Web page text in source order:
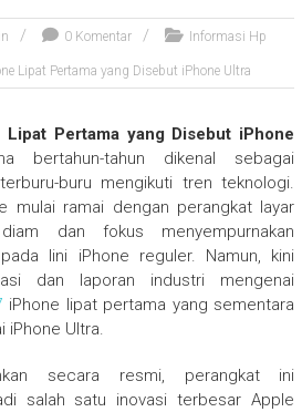
0 Komentar Informasi Hp
Lipat Pertama yang Disebut iPhone Ultra
Pertama yang Disebut iPhone
tahun dikenal sebagai
buru mengikuti tren teknologi.
mulai ramai dengan perangkat layar
dan fokus menyempurnakan
lini iPhone reguler. Namun, kini
dan laporan industri mengenai
iPhone lipat pertama yang sementara
iPhone Ultra.
secara resmi, perangkat ini
salah satu inovasi terbesar Apple